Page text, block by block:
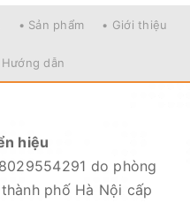
shop/do-cau-cuong-
Tác, Kim Liên, Đống Đa,
• Sản phẩm • Giới thiệu
Hướng dẫn
hiệu
do phòng
phố Hà Nội cấp